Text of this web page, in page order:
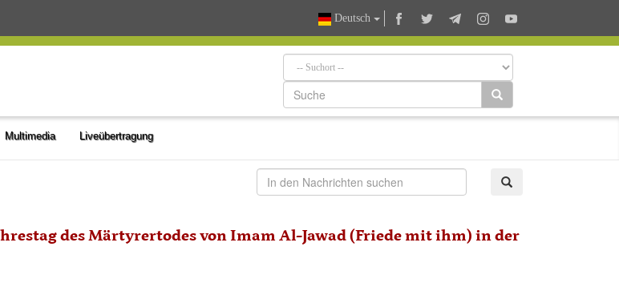
Deutsch
Multimedia Liveübertragung
des Märtyrertodes von Imam Al-Jawad (Friede mit ihm) in der